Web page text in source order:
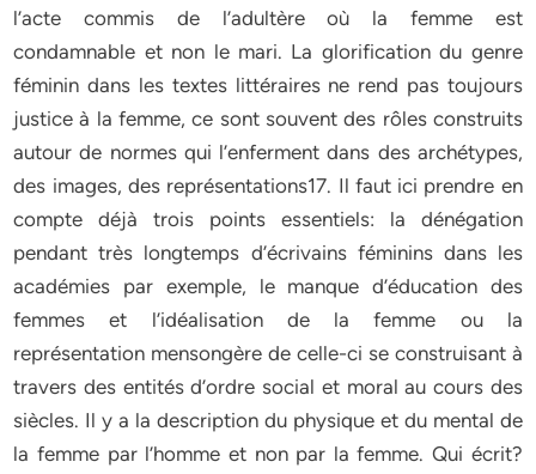
l’acte commis de l’adultère où la femme est
condamnable et non le mari. La glorification du genre
féminin dans les textes littéraires ne rend pas toujours
justice à la femme, ce sont souvent des rôles construits
autour de normes qui l’enferment dans des archétypes,
des images, des représentations17. Il faut ici prendre en
compte déjà trois points essentiels: la dénégation
pendant très longtemps d’écrivains féminins dans les
académies par exemple, le manque d’éducation des
femmes et l’idéalisation de la femme ou la
représentation mensongère de celle-ci se construisant à
travers des entités d’ordre social et moral au cours des
siècles. Il y a la description du physique et du mental de
la femme par l’homme et non par la femme. Qui écrit?